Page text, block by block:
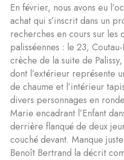
En février, nous avons eu
achat qui s’inscrit dans un
recherches en cours sur les
palisséennes : le 23,
crèche de la suite de
dont l’extérieur représente
de chaume et l’intérieur
divers personnages en
Marie encadrant l’Enfant
derrière flanqué de deux
couché devant. Manque
Benoît Bertrand la décrit